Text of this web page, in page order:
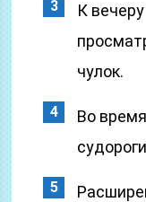
К
чулок.
Во